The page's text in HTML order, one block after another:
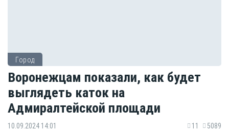
Город
Воронежцам показали, как будет
выглядеть каток на
Адмиралтейской площади
10.09.2024 14:01 11 5089